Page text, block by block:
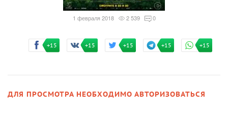
1 февраля 2018 2 539 0
+15 +15 +15 +15 +15
ДЛЯ ПРОСМОТРА НЕОБХОДИМО АВТОРИЗОВАТЬСЯ